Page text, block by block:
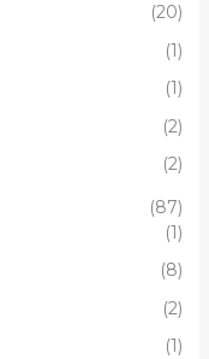
(20)
(1)
(1)
(2)
(2)
(87)
(1)
(8)
(2)
(1)